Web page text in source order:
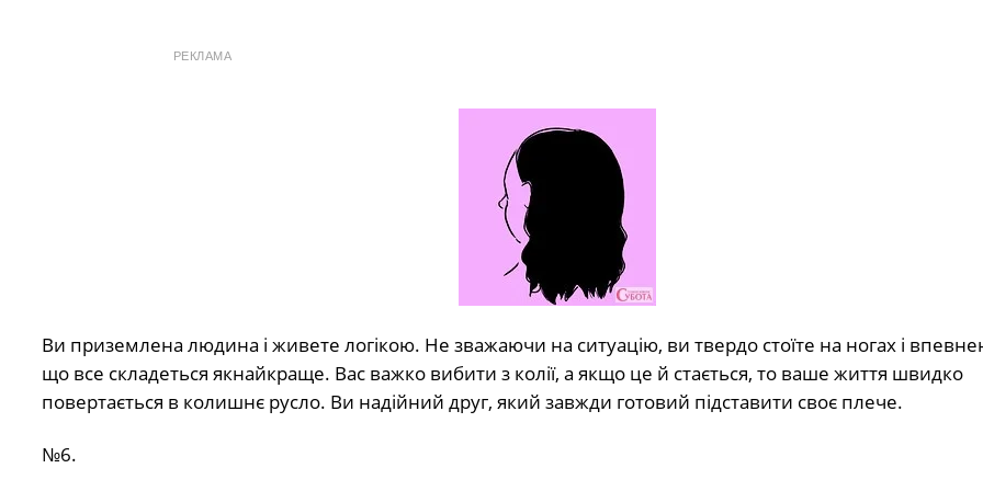
РЕКЛАМА
Ви приземлена людина і живете логікою. Не зважаючи на ситуацію, ви твердо стоїте на ногах і
що все складеться якнайкраще. Вас важко вибити з колії, а якщо це й стається, то ваше життя швидко
повертається в колишнє русло. Ви надійний друг, який завжди готовий підставити своє плече.
№6.